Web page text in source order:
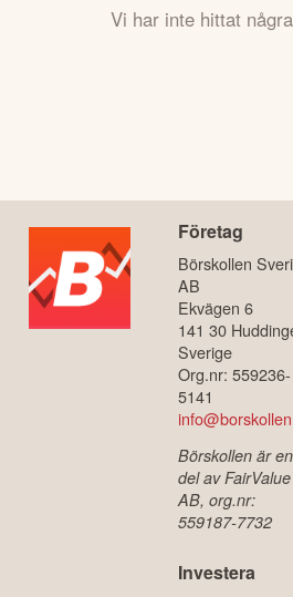
Vi har inte hittat
Företag
Börskollen
AB
Ekvägen 6
141 30
Sverige
Org.nr: 559236-
5141
Börskollen är en
del av
AB, org.nr:
559187-7732
Investera